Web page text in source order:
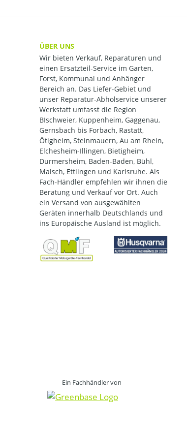
ÜBER UNS
Wir bieten Verkauf, Reparaturen und
einen Ersatzteil-Service im Garten,
Forst, Kommunal und Anhänger
Bereich an. Das Liefer-Gebiet und
unser Reparatur-Abholservice unserer
Werkstatt umfasst die Region
BIschweier, Kuppenheim, Gaggenau,
Gernsbach bis Forbach, Rastatt,
Ötigheim, Steinmauern, Au am Rhein,
Elchesheim-Illingen, Bietigheim,
Durmersheim, Baden-Baden, Bühl,
Malsch, Ettlingen und Karlsruhe. Als
Fach-Händler empfehlen wir ihnen die
Beratung und Verkauf vor Ort. Auch
ein Versand von ausgewählten
Geräten innerhalb Deutschlands und
ins Europäische Ausland ist möglich.
Ein Fachhändler von